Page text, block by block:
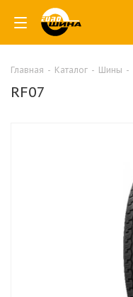
Главная - Каталог - Шины -
RF07